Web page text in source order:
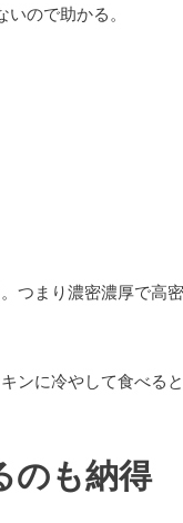
ので助かる。
つまり濃密濃厚で高
ンに冷やして食べる
のも納得